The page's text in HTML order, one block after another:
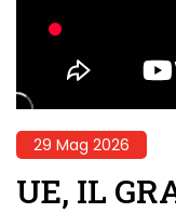
29 Mag 2026
UE, IL